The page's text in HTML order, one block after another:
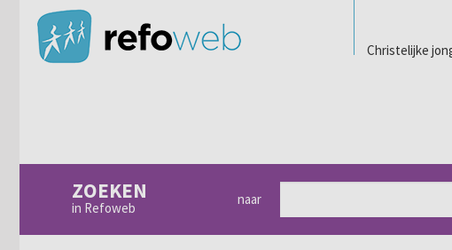
Christelijke
ZOEKEN
in Refoweb
naar